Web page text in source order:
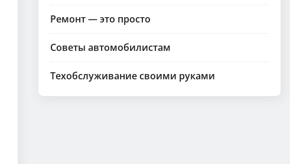
Ремонт — это просто
Советы автомобилистам
Техобслуживание своими руками